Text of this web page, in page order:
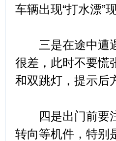
车辆出现“打水漂”
三是在途中遭遇
很差，此时不要慌
和双跳灯，提示后
四是出门前要注
转向等机件，特别